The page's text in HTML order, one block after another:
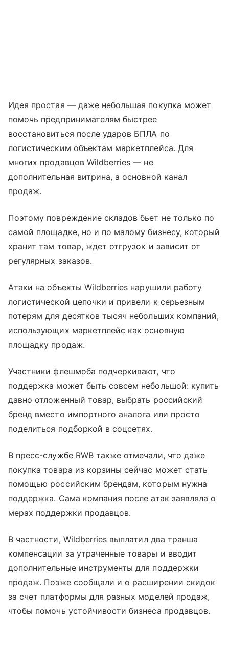
Идея простая — даже небольшая покупка может
помочь предпринимателям быстрее
восстановиться после ударов БПЛА по
логистическим объектам маркетплейса. Для
многих продавцов Wildberries — не
дополнительная витрина, а основной канал
продаж.
Поэтому повреждение складов бьет не только по
самой площадке, но и по малому бизнесу, который
хранит там товар, ждет отгрузок и зависит от
регулярных заказов.
Атаки на объекты Wildberries нарушили работу
логистической цепочки и привели к серьезным
потерям для десятков тысяч небольших компаний,
использующих маркетплейс как основную
площадку продаж.
Участники флешмоба подчеркивают, что
поддержка может быть совсем небольшой: купить
давно отложенный товар, выбрать российский
бренд вместо импортного аналога или просто
поделиться подборкой в соцсетях.
В пресс-службе RWB также отмечали, что даже
покупка товара из корзины сейчас может стать
помощью российским брендам, которым нужна
поддержка. Сама компания после атак заявляла о
мерах поддержки продавцов.
В частности, Wildberries выплатил два транша
компенсации за утраченные товары и вводит
дополнительные инструменты для поддержки
продаж. Позже сообщали и о расширении скидок
за счет платформы для разных моделей продаж,
чтобы помочь устойчивости бизнеса продавцов.